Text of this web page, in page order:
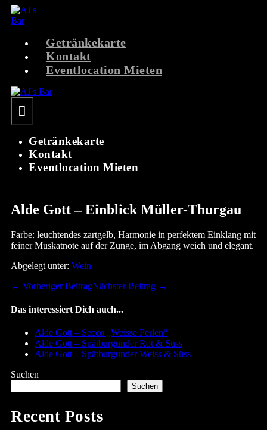
Zum
Inhalt
Getränkekarte
Kontakt
Eventlocation Mieten
Menü-
Schalter
Getränkekarte
Kontakt
Eventlocation Mieten
Alde Gott – Einblick Müller-Thurgau
Farbe: leuchtendes zartgelb, Harmonie in perfektem Einklang mit
feiner Muskatnote auf der Zunge, im Abgang weich und elegant.
Abgelegt unter: Wein
Beitragsnavigation
← Vorheriger BeitragNächster Beitrag →
Das interessiert Dich auch...
Alde Gott – Secco „Weisse Perlen“
Alde Gott – Spätburgunder Rot & Süss
Alde Gott – Spätburgunder Weiss & Süss
Suchen
Suchen
Recent Posts